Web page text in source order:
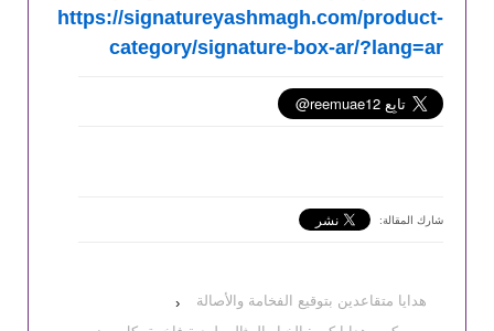
https://signatureyashmagh.com/product-
category/signature-box-ar/?lang=ar
شارك المقالة:
‹
هدايا متقاعدين بتوقيع الفخامة والأصالة